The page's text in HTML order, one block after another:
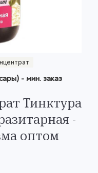
- мин. заказ
Тинктура
-
оптом